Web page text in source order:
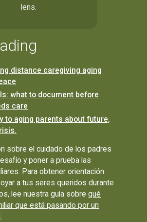
lens.
distance caregiving aging
what to document before
care
to aging parents about future,
sobre el cuidado de los padres
y poner a prueba las
Para obtener orientación
a tus seres queridos durante
lee nuestra guía sobrequé
que está pasando por un
.